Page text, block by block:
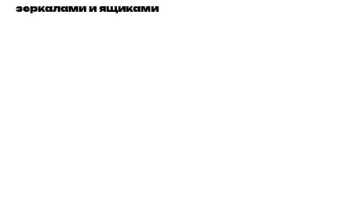
зеркалами и ящиками